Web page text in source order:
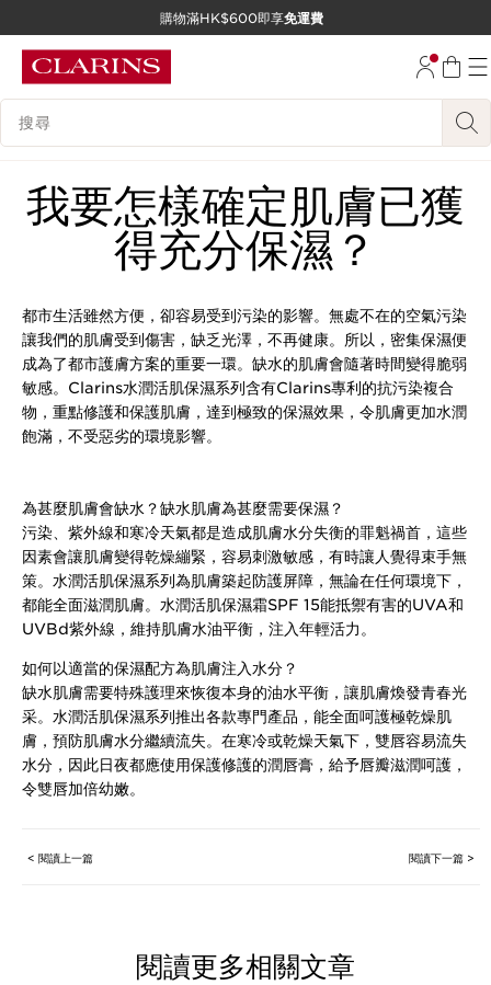
跳至內容
購物滿HK$600即享免運費
搜尋內容說明
我要怎樣確定肌膚已獲
得充分保濕？
都市生活雖然方便，卻容易受到污染的影響。無處不在的空氣污染
讓我們的肌膚受到傷害，缺乏光澤，不再健康。所以，密集保濕便
成為了都市護膚方案的重要一環。缺水的肌膚會隨著時間變得脆弱
敏感。Clarins水潤活肌保濕系列含有Clarins專利的抗污染複合
物，重點修護和保護肌膚，達到極致的保濕效果，令肌膚更加水潤
飽滿，不受惡劣的環境影響。
為甚麼肌膚會缺水？缺水肌膚為甚麼需要保濕？
污染、紫外線和寒冷天氣都是造成肌膚水分失衡的罪魁禍首，這些
因素會讓肌膚變得乾燥繃緊，容易刺激敏感，有時讓人覺得束手無
策。水潤活肌保濕系列為肌膚築起防護屏障，無論在任何環境下，
都能全面滋潤肌膚。水潤活肌保濕霜SPF 15能抵禦有害的UVA和
UVBd紫外線，維持肌膚水油平衡，注入年輕活力。
如何以適當的保濕配方為肌膚注入水分？
缺水肌膚需要特殊護理來恢復本身的油水平衡，讓肌膚煥發青春光
采。水潤活肌保濕系列推出各款專門產品，能全面呵護極乾燥肌
膚，預防肌膚水分繼續流失。在寒冷或乾燥天氣下，雙唇容易流失
水分，因此日夜都應使用保護修護的潤唇膏，給予唇瓣滋潤呵護，
令雙唇加倍幼嫩。
< 閱讀上一篇 閱讀下一篇 >
閱讀更多相關文章